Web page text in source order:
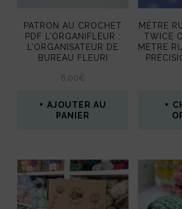
PATRON AU CROCHET
PDF L’ORGANIFLEUR :
L’ORGANISATEUR DE
BUREAU FLEURI
6,00€
AJOUTER AU
PANIER
MÈTRE
TWICE
MÈTRE